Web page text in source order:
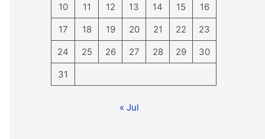
10 11 12 13 14 15
16
17
18 19 20 21 22
23
24
25 26 27 28 29
30
31
« Jul